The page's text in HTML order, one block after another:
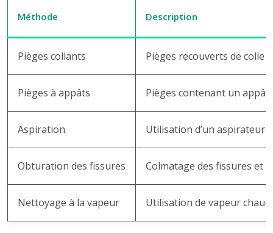
Méthode Description
Pièges collants Pièges recouverts de colle
Pièges à appâts Pièges contenant un
Aspiration Utilisation d’un aspirateur
Obturation des fissures Colmatage des fissures et
Nettoyage à la vapeur Utilisation de vapeur